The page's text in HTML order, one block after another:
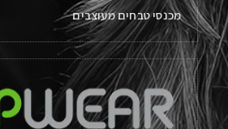
מכנסי טבחים מעוצבים